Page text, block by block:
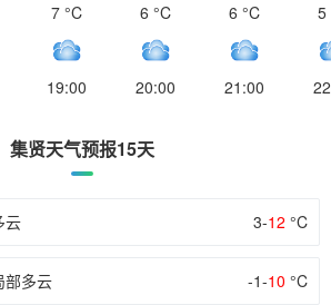
7 °C
19:00
6 °C
20:00
6 °C
21:00
5
集贤天气预报15天
云 3-12 °C
部多云 -1-10 °C